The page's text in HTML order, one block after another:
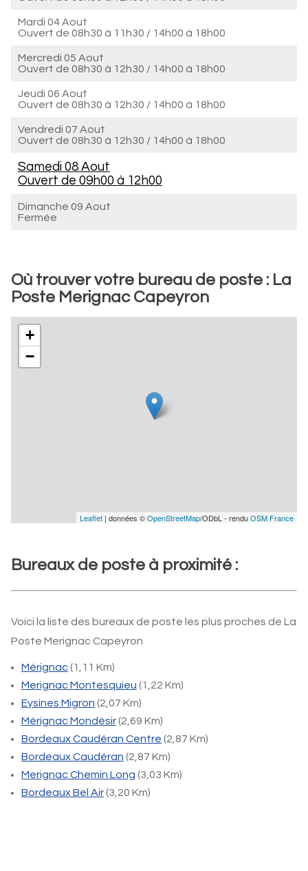
Mardi 04 Aout
Ouvert de 08h30 à 11h30 / 14h00 à 18h00
Mercredi 05 Aout
Ouvert de 08h30 à 12h30 / 14h00 à 18h00
Jeudi 06 Aout
Ouvert de 08h30 à 12h30 / 14h00 à 18h00
Vendredi 07 Aout
Ouvert de 08h30 à 12h30 / 14h00 à 18h00
Samedi 08 Aout
Ouvert de 09h00 à 12h00
Dimanche 09 Aout
Fermée
Où trouver votre bureau de poste : La
Poste Merignac Capeyron
+
−
Leaflet | données ©OpenStreetMap/ODbL - renduOSM France
Bureaux de poste à proximité :
Voici la liste des bureaux de poste les plus proches de La
Poste Merignac Capeyron
Mérignac(1,11 Km)
Merignac Montesquieu (1,22 Km)
Eysines Migron (2,07 Km)
Mérignac Mondésir(2,69 Km)
Bordeaux Caudéran Centre (2,87 Km)
Bordeaux Caudéran (2,87 Km)
Merignac Chemin Long (3,03 Km)
Bordeaux Bel Air(3,20 Km)